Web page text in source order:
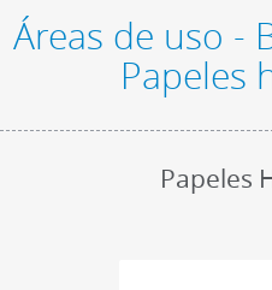
Áreas de uso -
Papeles
Papeles